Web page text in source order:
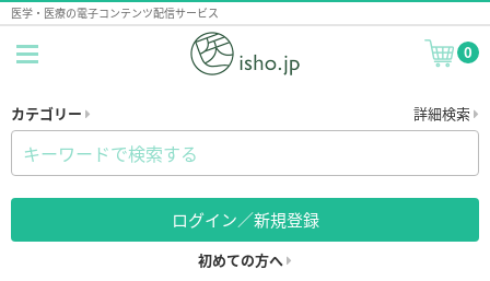
医学・医療の電子コンテンツ配信サービス
0
カテゴリー 詳細検索
ログイン／新規登録
初めての方へ